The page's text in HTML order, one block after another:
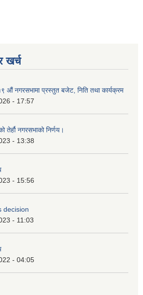
खर्च
नगरसभामा प्रस्तुत बजेट, निति तथा कार्यक्रम
- 17:57
नगरसभाको निर्णय।
- 13:38
- 15:56
decision
- 11:03
- 04:05